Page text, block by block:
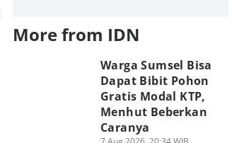
More from IDN
Warga Sumsel Bisa
Dapat Bibit Pohon
Gratis Modal KTP,
Menhut Beberkan
Caranya